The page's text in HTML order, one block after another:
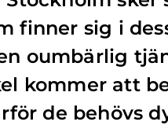
finner sig i
oumbärlig
kommer att
de behövs